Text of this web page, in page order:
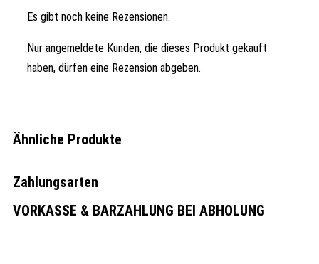
Es gibt noch keine Rezensionen.
Nur angemeldete Kunden, die dieses Produkt gekauft
haben, dürfen eine Rezension abgeben.
Ähnliche Produkte
Zahlungsarten
VORKASSE & BARZAHLUNG BEI ABHOLUNG